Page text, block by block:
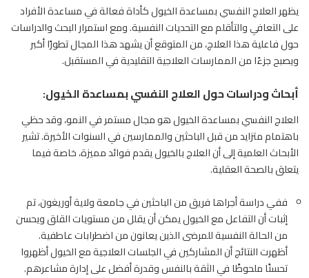
يظهر العلاج النفسي بمساعدة الخيول كأداة فعالة في مساعدة الأفراد
على التعافي والتأقلم مع التحديات النفسية. ومع استمرار البحث والدراسات
حول فاعلية هذا العلاج، من المتوقع أن يشهد هذا المجال تطورًا أكبر
ويصبح جزءًا من الممارسات العلاجية التقليدية في المستقبل.
أبحاث ودراسات حول العلاج النفسي بمساعدة الخيول:
العلاج النفسي بمساعدة الخيول هو مجال مستمر في النمو، وقد حظي
باهتمام متزايد من قبل الباحثين والممارسين في السنوات الأخيرة. تشير
الأبحاث العلمية إلى أن العلاج بالخيول يقدم فوائد مميزة، خاصة فيما
يتعلق بالصحة العقلية.
ففي دراسة أجراها فريق من الباحثين في جامعة ولاية أوريغون، تم
إثبات أن التفاعل معالخيوليمكن أن يقلل من مستويات القلق ويحسن
من الحالة النفسية للمرضى الذين يعانون من اضطرابات عاطفية.
أظهرت النتائج أن المشاركين في الجلسات العلاجية مع الخيول أظهروا
تحسنًا ملحوظًا في الثقة بالنفس وقدرة أفضل على إدارة مشاعرهم.